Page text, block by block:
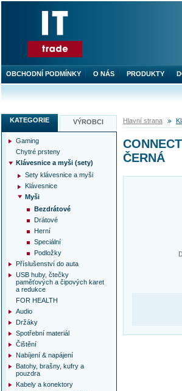
Hlavní strana
ČERNÁ
KATEGORIE VÝROBCI
Gaming
Chytré prsteny
Klávesnice a myši (sety)
Sety klávesnice a myši
Klávesnice
Myši
Bezdrátové
Drátové
Herní
Speciální
Podložky
Příslušenství do auta
USB huby, čtečky
paměťových a čipových karet
a redukce
FOR HEALTH
Audio
Držáky
Spotřební materiál
Čištění
Nabíjení & napájení
Batohy, brašny, kufry a
pouzdra
Kabely a konektory
OBCHODNÍ PODMÍNKY O NÁS PRODUKTY